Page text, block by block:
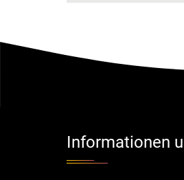
Informationen